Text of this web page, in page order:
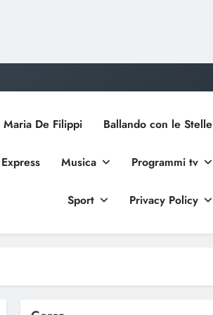
De Filippi Ballando con le Stelle
Musica Programmi tv
Sport Privacy Policy